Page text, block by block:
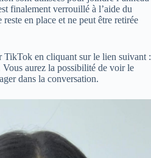
finalement verrouillé à l’aide du
en place et ne peut être retirée
TikTok en cliquant sur le lien suivant :
Vous aurez la possibilité de voir le
dans la conversation.